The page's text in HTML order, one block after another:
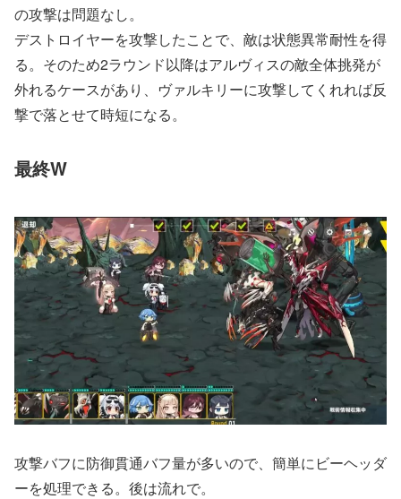
の攻撃は問題なし。
デストロイヤーを攻撃したことで、敵は状態異常耐性を得
る。そのため2ラウンド以降はアルヴィスの敵全体挑発が
外れるケースがあり、ヴァルキリーに攻撃してくれれば反
撃で落とせて時短になる。
最終W
攻撃バフに防御貫通バフ量が多いので、簡単にビーヘッダ
ーを処理できる。後は流れで。